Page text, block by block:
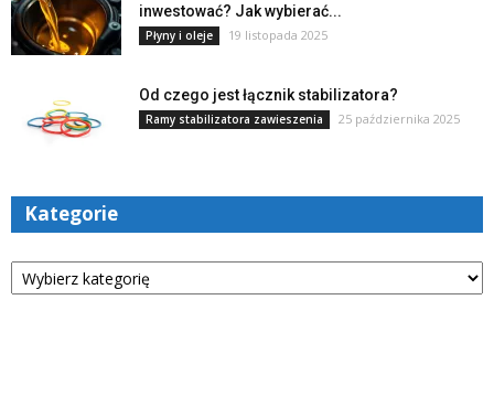
inwestować? Jak wybierać...
Płyny i oleje 19 listopada 2025
Od czego jest łącznik stabilizatora?
Ramy stabilizatora zawieszenia 25 października 2025
Kategorie
Kategorie